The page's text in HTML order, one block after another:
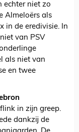
echter niet zo
Almeloërs als
in de eredivisie. In
van PSV
als niet van
en twee
in zijn greep.
dankzij de